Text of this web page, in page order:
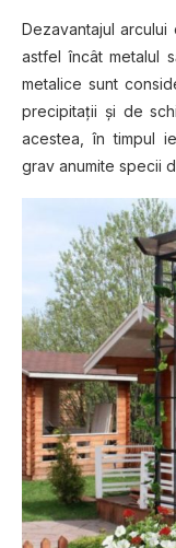
Dezavantajul
astfel încât metalul
metalice sunt
precipitaţii şi de
acestea, în timpul
grav anumite specii